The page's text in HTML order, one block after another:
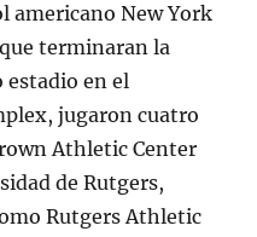
americano New York
terminaran la
estadio en el
jugaron cuatro
Athletic Center
de Rutgers,
Rutgers Athletic